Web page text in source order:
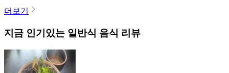
더보기
지금 인기있는 일반식 음식 리뷰